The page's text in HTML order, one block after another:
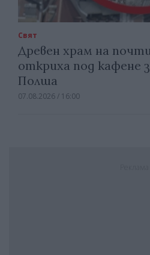
Свят
Древен храм на
откриха под кафене
Полша
07.08.2026 / 16:00